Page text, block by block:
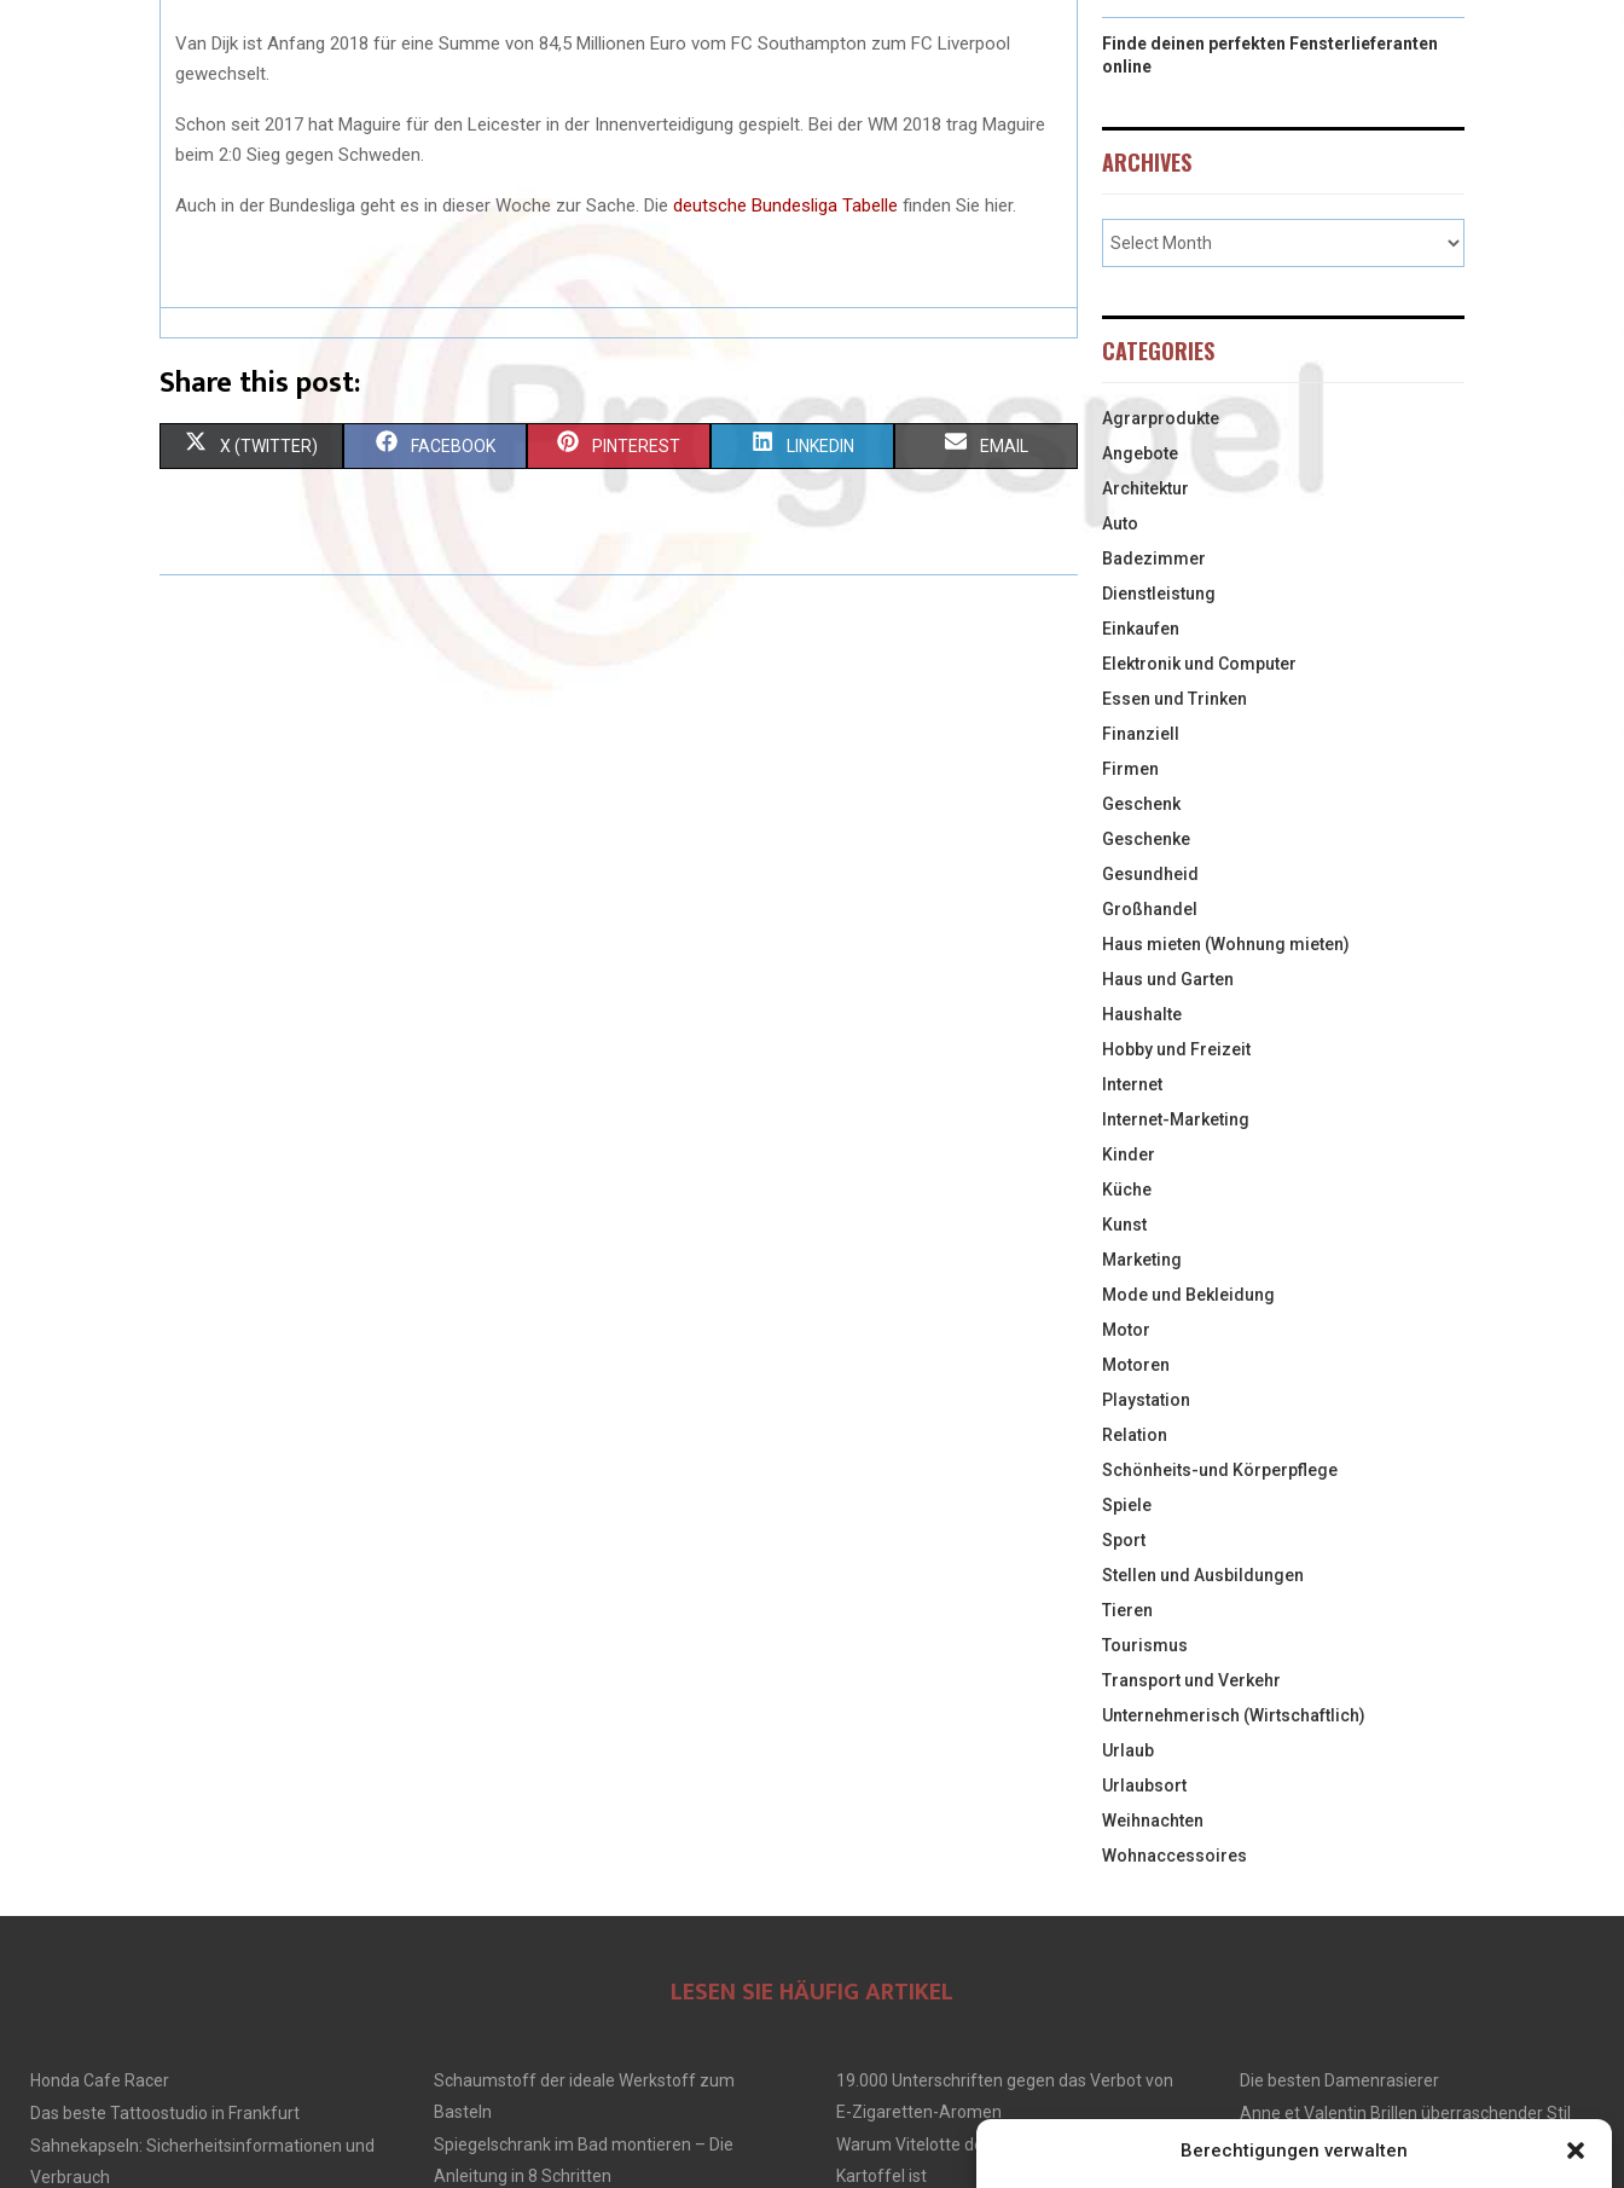
Berechtigungen verwalten
Van Dijk ist Anfang 2018 für eine Summe von 84,5 Millionen Euro vom FC Southampton zum FC Liverpool
gewechselt.
Schon seit 2017 hat Maguire für den Leicester in der Innenverteidigung gespielt. Bei der WM 2018 trag Maguire
beim 2:0 Sieg gegen Schweden.
Auch in der Bundesliga geht es in dieser Woche zur Sache. Die deutsche Bundesliga Tabelle finden Sie hier.
Share this post:
S
R
X (TWITTER) S
R
FACEBOOK S
R
PINTEREST S
H
R
LINKEDIN S
R
EMAIL
Finde deinen perfekten Fensterlieferanten
online
ARCHIVES
CATEGORIES
Agrarprodukte
Angebote
Architektur
Auto
Badezimmer
Dienstleistung
Einkaufen
Elektronik und Computer
Essen und Trinken
Finanziell
Firmen
Geschenk
Geschenke
Gesundheid
Großhandel
Haus mieten (Wohnung mieten)
Haus und Garten
Haushalte
Hobby und Freizeit
Internet
Internet-Marketing
Kinder
Küche
Kunst
Marketing
Mode und Bekleidung
Motor
Motoren
Playstation
Relation
Schönheits-und Körperpflege
Spiele
Sport
Stellen und Ausbildungen
Tieren
Tourismus
Transport und Verkehr
Unternehmerisch (Wirtschaftlich)
Urlaub
Urlaubsort
Weihnachten
Wohnaccessoires
LESEN SIE HÄUFIG ARTIKEL
Honda Cafe Racer
Das beste Tattoostudio in Frankfurt
Sahnekapseln: Sicherheitsinformationen und
Verbrauch
Schaumstoff der ideale Werkstoff zum
Basteln
Spiegelschrank im Bad montieren – Die
Anleitung in 8 Schritten
19.000 Unterschriften gegen das Verbot von
E-Zigaretten-Aromen
Warum Vitelotte deine neue Lieblings
Kartoffel ist
Die besten Damenrasierer
Anne et Valentin Brillen überraschender Stil
und ultimativer Tragekomfort